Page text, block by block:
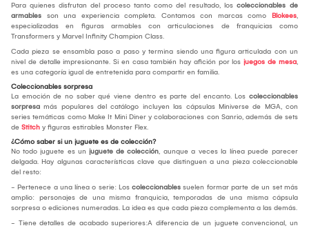
Para quienes disfrutan del proceso tanto como del resultado, los coleccionables de
armables son una experiencia completa. Contamos con marcas como Blokees,
especializadas en figuras armables con articulaciones de franquicias como
Transformers y Marvel Infinity Champion Class.
Cada pieza se ensambla paso a paso y termina siendo una figura articulada con un
nivel de detalle impresionante. Si en casa también hay afición por los juegos de mesa,
es una categoría igual de entretenida para compartir en familia.
Coleccionables sorpresa
La emoción de no saber qué viene dentro es parte del encanto. Los coleccionables
sorpresa más populares del catálogo incluyen las cápsulas Miniverse de MGA, con
series temáticas como Make It Mini Diner y colaboraciones con Sanrio, además de sets
de Stitch y figuras estirables Monster Flex.
¿Cómo saber si un juguete es de colección?
No todo juguete es un juguete de colección, aunque a veces la línea puede parecer
delgada. Hay algunas características clave que distinguen a una pieza coleccionable
del resto:
- Pertenece a una línea o serie: Los coleccionables suelen formar parte de un set más
amplio: personajes de una misma franquicia, temporadas de una misma cápsula
sorpresa o ediciones numeradas. La idea es que cada pieza complementa a las demás.
- Tiene detalles de acabado superiores:A diferencia de un juguete convencional, un